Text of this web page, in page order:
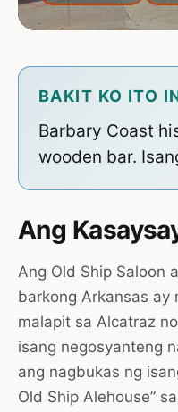
Ang
Ang Old Ship Saloon
barkong Arkansas
malapit sa Alcatraz
isang negosyanteng
ang nagbukas ng
Old Ship Alehouse”
BAKIT KO ITO
Barbary Coast
wooden bar.